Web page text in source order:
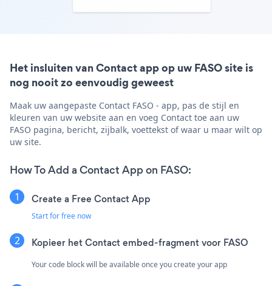
Het insluiten van Contact app op uw FASO site is
nog nooit zo eenvoudig geweest
Maak uw aangepaste Contact FASO - app, pas de stijl en
kleuren van uw website aan en voeg Contact toe aan uw
FASO pagina, bericht, zijbalk, voettekst of waar u maar wilt op
uw site.
How To Add a Contact App on FASO:
Create a Free Contact App
Start for free now
Kopieer het Contact embed-fragment voor FASO
Your code block will be available once you create your app